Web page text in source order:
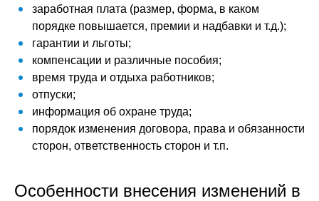
заработная плата (размер, форма, в каком
порядке повышается, премии и надбавки и т.д.);
гарантии и льготы;
компенсации и различные пособия;
время труда и отдыха работников;
отпуски;
информация об охране труда;
порядок изменения договора, права и обязанности
сторон, ответственность сторон и т.п.
Особенности внесения изменений в